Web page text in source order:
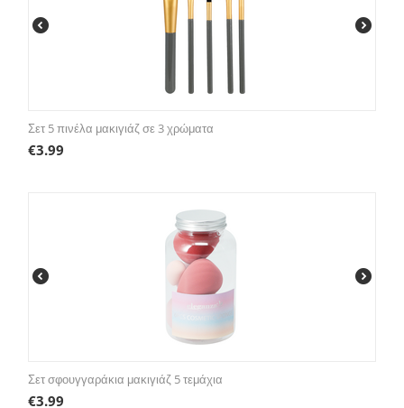
Σετ 5 πινέλα μακιγιάζ σε 3 χρώματα
€3.99
Σετ σφουγγαράκια μακιγιάζ 5 τεμάχια
€3.99